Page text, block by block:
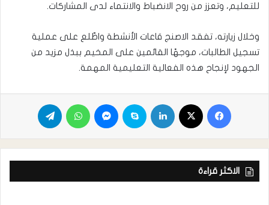
للتعليم، وتعزز من روح الانضباط والانتماء لدى المشاركات.
وخلال زيارته، تفقد الاصنج قاعات الأنشطة واطّلع على عملية
تسجيل الطالبات، موجهًا القائمين على المخيم ببذل مزيد من
الجهود لإنجاح هذه الفعالية التعليمية المهمة.
الاكثر قراءة